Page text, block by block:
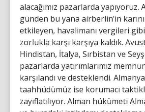
alacağımız pazarlarda yapıyoruz.
günden bu yana airberlin’in
etkileyen, havalimanı vergileri
zorlukla karşı karşıya kaldık.
Hindistan, İtalya, Sırbistan ve
pazarlarda yatırımlarımız
karşılandı ve desteklendi.
taahhüdümüz ise korumacı
zayıflatılıyor. Alman hükümeti